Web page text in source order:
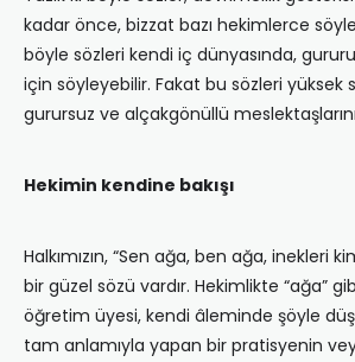
kadar önce, bizzat bazı hekimlerce
böyle sözleri kendi iç dünyasında,
için söyleyebilir. Fakat bu sözleri yüksek
gurursuz ve alçakgönüllü
Hekimin kendine bakışı
Halkımızın, “Sen ağa, ben ağa, inekleri
bir güzel sözü vardır. Hekimlikte “ağa”
öğretim üyesi, kendi âleminde şöyle
tam anlamıyla yapan bir pratisyenin